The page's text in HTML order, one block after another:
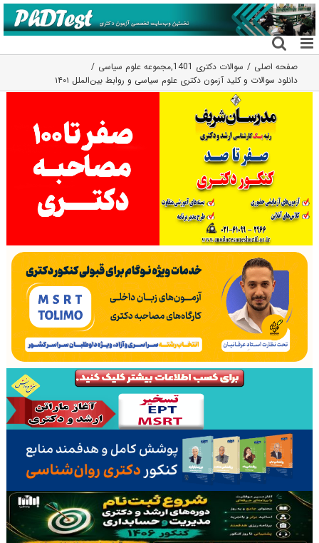
رفتن
به
محتوا
صفحه اصلی سوالات دکتری 1401 ,مجموعه علوم سیاسی
دانلود سوالات و کلید آزمون دکتری علوم سیاسی و روابط بین‌الملل ۱۴۰۱